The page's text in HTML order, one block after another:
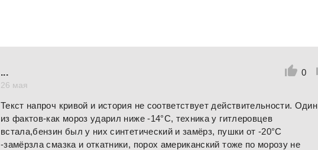
...
26 мая
0
Текст напроч кривой и история не соответствует действительности. Один
из фактов-как мороз ударил ниже -14°С, техника у гитлеровцев
встала,бензин был у них синтетический и замёрз, пушки от -20°С
-замёрзла смазка и откатники, порох американский тоже по морозу не